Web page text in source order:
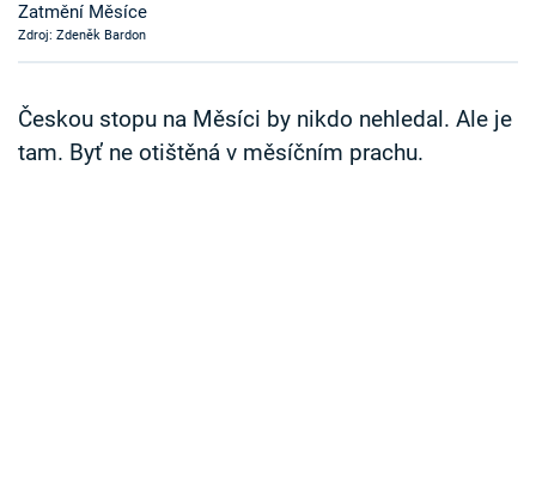
Sledujte nás
Zatmění Měsíce
Zdroj: Zdeněk Bardon
Českou stopu na Měsíci by nikdo nehledal. Ale je
tam. Byť ne otištěná v měsíčním prachu.